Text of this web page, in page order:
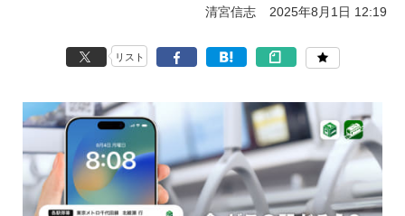
清宮信志 2025年8月1日 12:19
リスト